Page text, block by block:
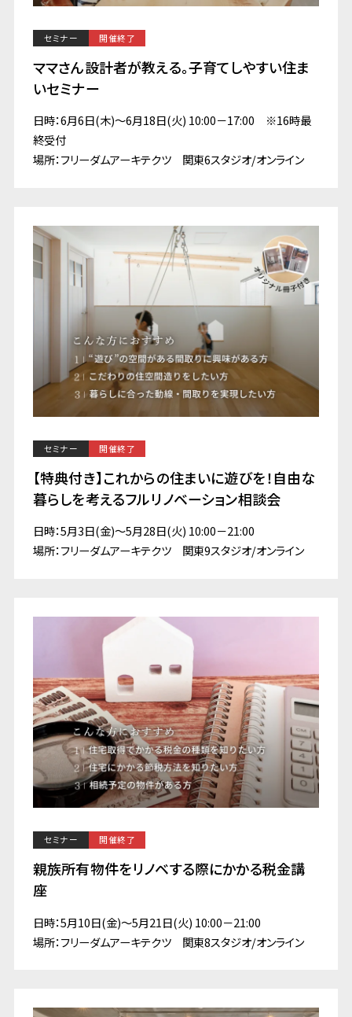
セミナー 開催終了
ママさん設計者が教える。子育てしやすい住ま
いセミナー
日時：6月6日(木)～6月18日(火) 10:00－17:00 ※16時最
終受付
場所：フリーダムアーキテクツ 関東6スタジオ/オンライン
セミナー 開催終了
【特典付き】これからの住まいに遊びを！自由な
暮らしを考えるフルリノベーション相談会
日時：5月3日(金)～5月28日(火) 10:00－21:00
場所：フリーダムアーキテクツ 関東9スタジオ/オンライン
セミナー 開催終了
親族所有物件をリノベする際にかかる税金講
座
日時：5月10日(金)～5月21日(火) 10:00－21:00
場所：フリーダムアーキテクツ 関東8スタジオ/オンライン